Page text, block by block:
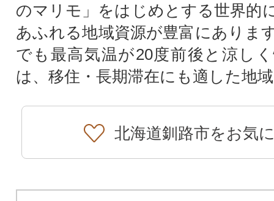
のマリモ」をはじめとする世界的
あふれる地域資源が豊富にありま
でも最高気温が20度前後と涼し
は、移住・長期滞在にも適した地
北海道釧路市をお気